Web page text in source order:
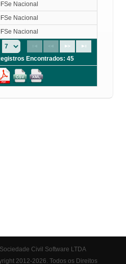
Nacional
Nacional
Nacional
Encontrados: 45
Civil Software LTDA
2012-2026. Todos os Direitos